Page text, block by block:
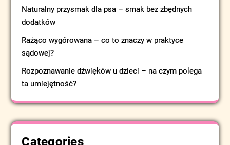
Naturalny przysmak dla psa – smak bez zbędnych
dodatków
Rażąco wygórowana – co to znaczy w praktyce
sądowej?
Rozpoznawanie dźwięków u dzieci – na czym polega
ta umiejętność?
Categories